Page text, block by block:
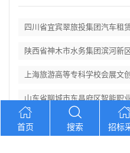
四川省宜宾翠旅投集团汽车租
陕西省神木市水务集团滨河新
上海旅游高等专科学校会展文
山东省聊城市东昌府区智能职
吉林浑江农村商业银行股份有
首页 搜索 招标